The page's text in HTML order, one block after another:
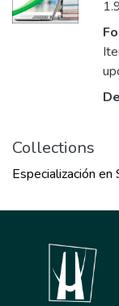
Collections
Especialización en